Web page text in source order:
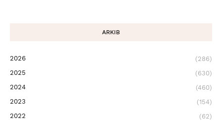
ARKIB
2026
(286)
2025
(630)
2024
(460)
2023
(154)
2022
(62)